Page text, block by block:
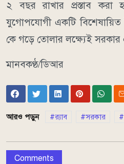
২ বছর রাখার প্রস্তাব
যুগোপযোগী একটি
কে গড়ে তোলার লক্ষ্যেই সরকার
মানবকণ্ঠ/ডিআর
আরও পড়ুন র‌্যাব সরকার
Comments